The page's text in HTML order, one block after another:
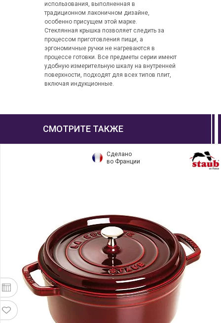
использования, выполненная в
традиционном лаконичном дизайне,
особенно присущем этой марке.
Стеклянная крышка позволяет следить за
процессом приготовления пищи, а
эргономичные ручки не нагреваются в
процессе готовки. Все предметы серии имеют
удобную измерительную шкалу на внутренней
поверхности, подходят для всех типов плит,
включая индукционные.
СМОТРИТЕ ТАКЖЕ
Сделано
во Франции